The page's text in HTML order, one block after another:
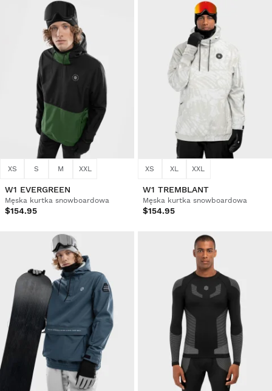
XS S M XXL
W1 EVERGREEN
Męska kurtka snowboardowa
$154.95
XS XL XXL
W1 TREMBLANT
Męska kurtka snowboardowa
$154.95